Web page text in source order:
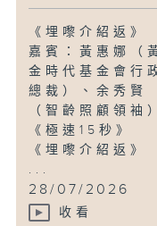
《埋嚟介紹返》
嘉賓：黃惠娜（
金時代基金會行
總裁）、余秀賢
（智齡照顧領袖）
《極速15秒》
《埋嚟介紹返》
...
28/07/2026
收看